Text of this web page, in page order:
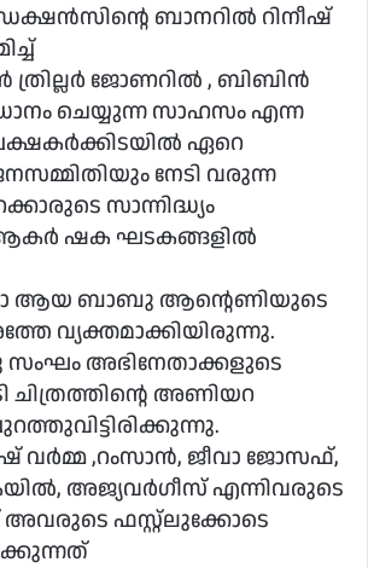
ബാനറിൽ റിനീഷ്
ജോണറിൽ , ബിബിൻ
ചെയ്യുന്ന സാഹസം എന്ന
ഏറെ
നേടി വരുന്ന
സാന്നിദ്ധ്യം
ആകർ ഷക ഘടകങ്ങളിൽ
ആയ ബാബു ആൻ്റെണിയുടെ
വ്യക്തമാക്കിയിരുന്നു.
സംഘം അഭിനേതാക്കളുടെ
ചിത്രത്തിൻ്റെ അണിയറ
വർമ്മ ,റംസാൻ, ജീവാ ജോസഫ്,
അജ്യവർഗീസ് എന്നിവരുടെ
അവരുടെ ഫസ്റ്റ്ലുക്കോടെ